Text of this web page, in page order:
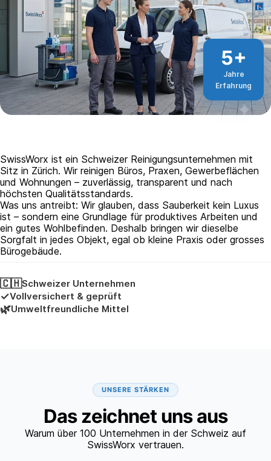
5+
Jahre
Erfahrung
SwissWorx ist ein Schweizer Reinigungsunternehmen mit
Sitz in Zürich. Wir reinigen Büros, Praxen, Gewerbeflächen
und Wohnungen – zuverlässig, transparent und nach
höchsten Qualitätsstandards.
Was uns antreibt: Wir glauben, dass Sauberkeit kein Luxus
ist – sondern eine Grundlage für produktives Arbeiten und
ein gutes Wohlbefinden. Deshalb bringen wir dieselbe
Sorgfalt in jedes Objekt, egal ob kleine Praxis oder grosses
Bürogebäude.
🇨🇭Schweizer Unternehmen
✓Vollversichert & geprüft
🌿Umweltfreundliche Mittel
UNSERE STÄRKEN
Das zeichnet uns aus
Warum über 100 Unternehmen in der Schweiz auf
SwissWorx vertrauen.